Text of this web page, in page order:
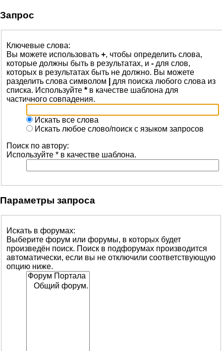
Запрос
Ключевые слова:
Вы можете использовать +, чтобы определить слова,
которые должны быть в результатах, и - для слов,
которых в результатах быть не должно. Вы можете
разделить слова символом
для поиска любого слова из
списка. Используйте * в качестве шаблона для
частичного совпадения.
Искать все слова
Искать любое слово/поиск с языком запросов
Поиск по автору:
Используйте * в качестве шаблона.
Параметры запроса
Искать в форумах:
Выберите форум или форумы, в которых будет
произведён поиск. Поиск в подфорумах производится
автоматически, если вы не отключили соответствующую
опцию ниже.